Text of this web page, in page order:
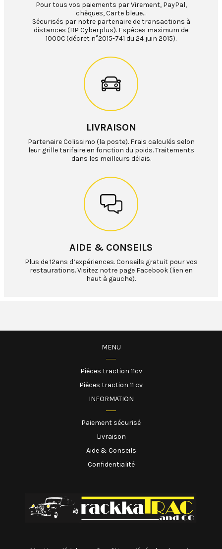
Pour tous vos paiements par Virement, PayPal,
chèques, Carte bleue…
Sécurisés par notre partenaire de transactions à
distances (BP Cyberplus). Espèces maximum de
1000€ (décret n°2015-741 du 24 juin 2015).
LIVRAISON
Partenaire Colissimo (la poste). Frais calculés selon
leur grille tarifaire en fonction du poids. Traitements
dans les meilleurs délais.
AIDE & CONSEILS
Plus de 12ans d’expériences. Conseils gratuit pour vos
restaurations. Visitez notre page Facebook (lien en
haut à gauche).
MENU
Pièces traction 11cv
Pièces traction 11 cv
INFORMATION
Paiement sécurisé
Livraison
Aide & Conseils
Confidentialité